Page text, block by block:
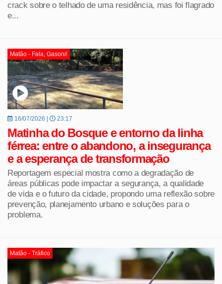
crack sobre o telhado de uma residência, mas foi flagrado
e...
Matão - Fala, Gasoni!
16/07/2026 | 23:17
Matinha do Bosque e entorno da linha
férrea: entre o abandono, a insegurança
e a esperança de transformação
Reportagem especial mostra como a degradação de
áreas públicas pode impactar a segurança, a qualidade
de vida e o futuro da cidade, propondo uma reflexão sobre
prevenção, planejamento urbano e soluções para o
problema.
Matão - Tráfico